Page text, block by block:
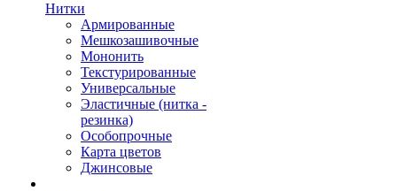
Нитки
Армированные
Мешкозашивочные
Мононить
Текстурированные
Универсальные
Эластичные (нитка -
резинка)
Особопрочные
Карта цветов
Джинсовые